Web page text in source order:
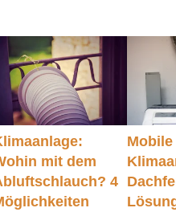
mit dem
4
Mobile